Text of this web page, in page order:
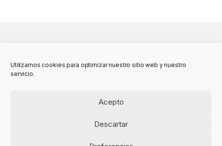
Utilizamos cookies para optimizar nuestro sitio web y nuestro
servicio.
Acepto
Descartar